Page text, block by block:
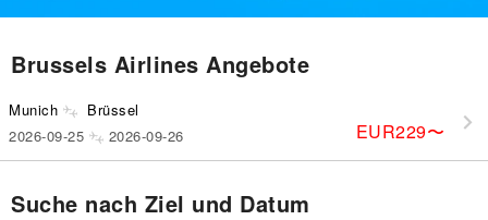
Brussels Airlines Angebote
Munich Brüssel
EUR229〜
2026-09-25 2026-09-26
Suche nach Ziel und Datum